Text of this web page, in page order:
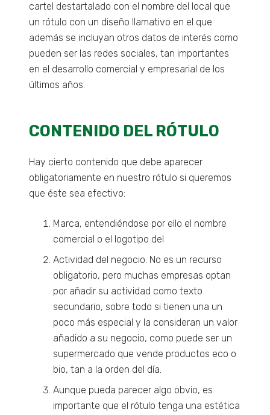
cartel destartalado con el nombre del local que
un rótulo con un diseño llamativo en el que
además se incluyan otros datos de interés como
pueden ser las redes sociales, tan importantes
en el desarrollo comercial y empresarial de los
últimos años.
CONTENIDO DEL RÓTULO
Hay cierto contenido que debe aparecer
obligatoriamente en nuestro rótulo si queremos
que éste sea efectivo:
Marca, entendiéndose por ello el nombre
comercial o el logotipo del
Actividad del negocio. No es un recurso
obligatorio, pero muchas empresas optan
por añadir su actividad como texto
secundario, sobre todo si tienen una un
poco más especial y la consideran un valor
añadido a su negocio, como puede ser un
supermercado que vende productos eco o
bio, tan a la orden del día.
Aunque pueda parecer algo obvio, es
importante que el rótulo tenga una estética